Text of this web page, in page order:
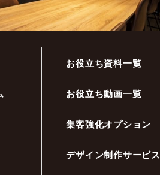
お役立ち資料一覧
お役立ち動画一覧
集客強化オプション
デザイン制作サービス